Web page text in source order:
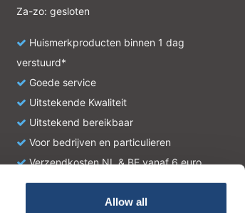
Allow all
Za-zo: gesloten
Huismerkproducten binnen 1 dag
verstuurd*
Goede service
Uitstekende Kwaliteit
Uitstekend bereikbaar
Voor bedrijven en particulieren
Verzendkosten NL & BE vanaf 6 euro